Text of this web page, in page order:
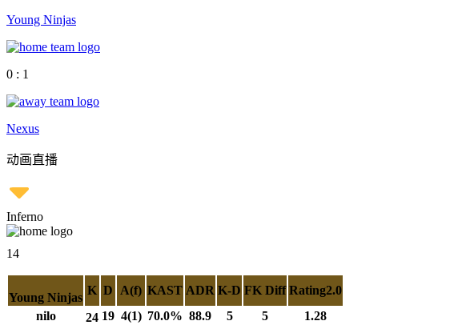
Young Ninjas
0 : 1
Nexus
动画直播
Inferno
14
Young Ninjas
K D A(f) KAST ADR K-D FK Diff Rating2.0
nilo
24 19 4(1) 70.0% 88.9 5 5
1.28